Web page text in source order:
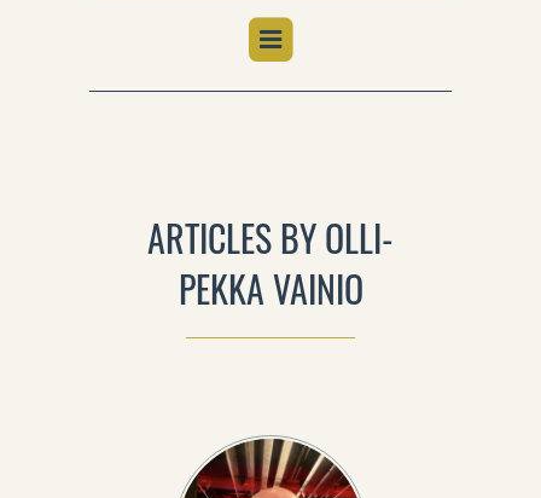
ARTICLES BY OLLI-
PEKKA VAINIO